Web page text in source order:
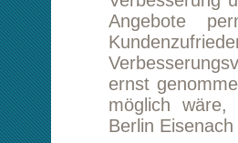
Kostenvorteil:
Für einen Kunden
interessant.
planen, bieten wir
Serviceangebot
sehr umfassend
können sich die